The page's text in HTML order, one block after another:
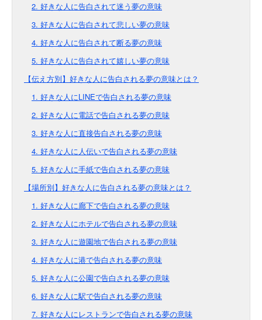
2. 好きな人に告白されて迷う夢の意味
3. 好きな人に告白されて悲しい夢の意味
4. 好きな人に告白されて断る夢の意味
5. 好きな人に告白されて嬉しい夢の意味
【伝え方別】好きな人に告白される夢の意味とは？
1. 好きな人にLINEで告白される夢の意味
2. 好きな人に電話で告白される夢の意味
3. 好きな人に直接告白される夢の意味
4. 好きな人に人伝いで告白される夢の意味
5. 好きな人に手紙で告白される夢の意味
【場所別】好きな人に告白される夢の意味とは？
1. 好きな人に廊下で告白される夢の意味
2. 好きな人にホテルで告白される夢の意味
3. 好きな人に遊園地で告白される夢の意味
4. 好きな人に港で告白される夢の意味
5. 好きな人に公園で告白される夢の意味
6. 好きな人に駅で告白される夢の意味
7. 好きな人にレストランで告白される夢の意味